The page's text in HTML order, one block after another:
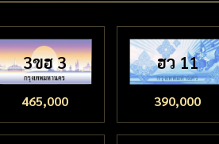
3ขฮ 3
465,000
ฮว 11
390,000